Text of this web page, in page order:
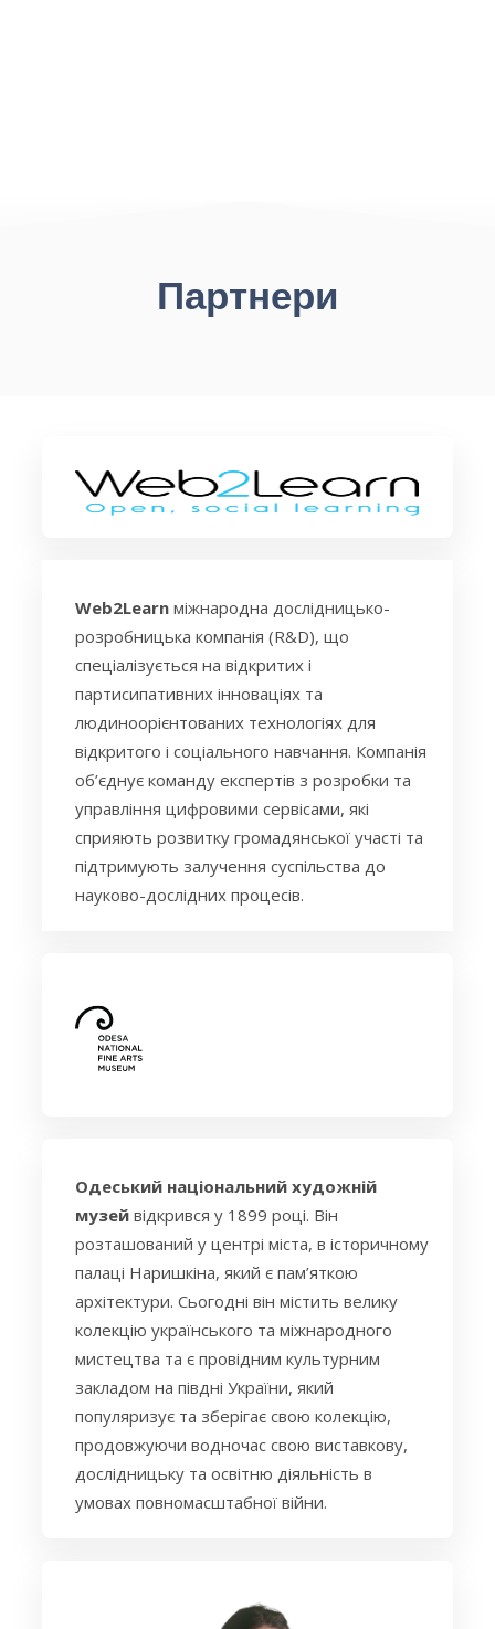
Партнери
Web2Learn міжнародна дослідницько-
розробницька компанія (R&D), що
спеціалізується на відкритих і
партисипативних інноваціях та
людиноорієнтованих технологіях для
відкритого і соціального навчання. Компанія
об’єднує команду експертів з розробки та
управління цифровими сервісами, які
сприяють розвитку громадянської участі та
підтримують залучення суспільства до
науково-дослідних процесів.
Одеський національний художній
музей відкрився у 1899 році. Він
розташований у центрі міста, в історичному
палаці Наришкіна, який є пам’яткою
архітектури. Сьогодні він містить велику
колекцію українського та міжнародного
мистецтва та є провідним культурним
закладом на півдні України, який
популяризує та зберігає свою колекцію,
продовжуючи водночас свою виставкову,
дослідницьку та освітню діяльність в
умовах повномасштабної війни.